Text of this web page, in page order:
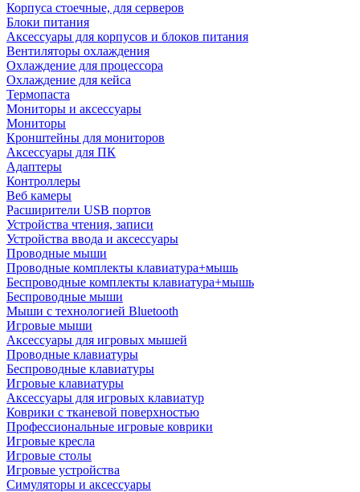
Корпуса стоечные, для серверов
Блоки питания
Аксессуары для корпусов и блоков питания
Вентиляторы охлаждения
Охлаждение для процессора
Охлаждение для кейса
Термопаста
Мониторы и аксессуары
Мониторы
Кронштейны для мониторов
Аксессуары для ПК
Адаптеры
Контроллеры
Веб камеры
Расширители USB портов
Устройства чтения, записи
Устройства ввода и аксессуары
Проводные мыши
Проводные комплекты клавиатура+мышь
Беспроводные комплекты клавиатура+мышь
Беспроводные мыши
Мыши с технологией Bluetooth
Игровые мыши
Аксессуары для игровых мышей
Проводные клавиатуры
Беспроводные клавиатуры
Игровые клавиатуры
Аксессуары для игровых клавиатур
Коврики с тканевой поверхностью
Профессиональные игровые коврики
Игровые кресла
Игровые столы
Игровые устройства
Симуляторы и аксессуары